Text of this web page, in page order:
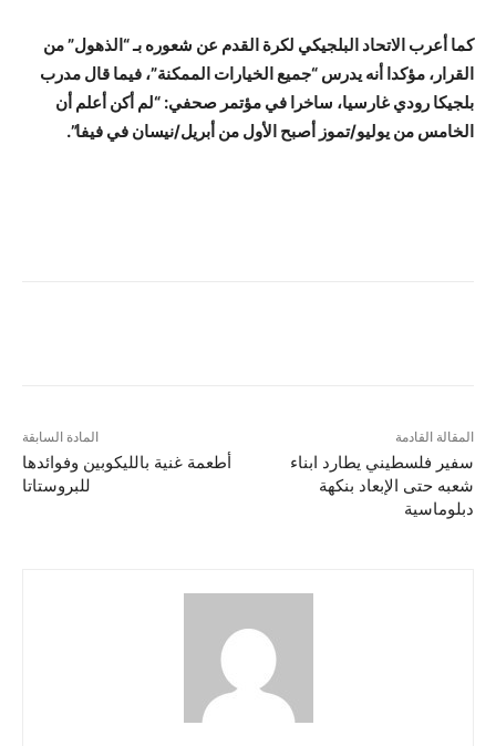
كما أعرب الاتحاد البلجيكي لكرة القدم عن شعوره بـ “الذهول” من
القرار، مؤكدا أنه يدرس “جميع الخيارات الممكنة”، فيما قال مدرب
بلجيكا رودي غارسيا، ساخرا في مؤتمر صحفي: “لم أكن أعلم أن
الخامس من يوليو/تموز أصبح الأول من أبريل/نيسان في فيفا”.
المادة السابقة
أطعمة غنية بالليكوبين وفوائدها
للبروستاتا
المقالة القادمة
سفير فلسطيني يطارد ابناء
شعبه حتى الإبعاد بنكهة
دبلوماسية